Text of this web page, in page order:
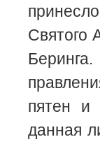
Святого
пятен и
данная